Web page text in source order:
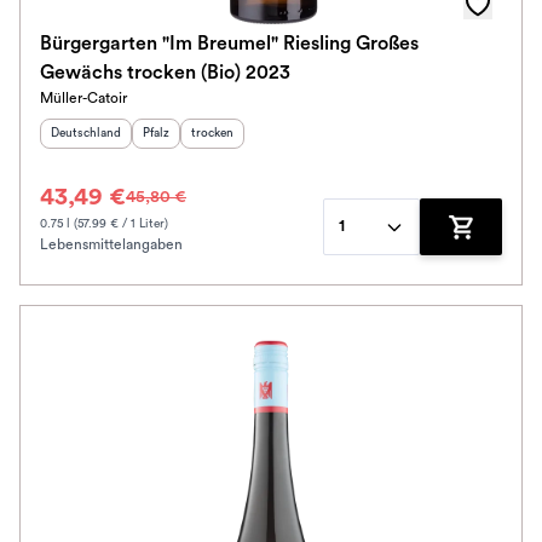
Bürgergarten "Im Breumel" Riesling Großes
Gewächs trocken (Bio) 2023
Müller-Catoir
Herkunftsland
Deutschland Herkunftsregion
Pfalz Geschmack
trocken
43,49 €45,80 €
0.75 l (57.99 € / 1 Liter)
Lebensmittelangaben
1
Zum